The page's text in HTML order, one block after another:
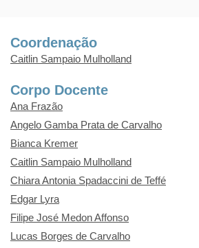
Coordenação
Caitlin Sampaio Mulholland
Corpo Docente
Ana Frazão
Angelo Gamba Prata de Carvalho
Bianca Kremer
Caitlin Sampaio Mulholland
Chiara Antonia Spadaccini de Teffé
Edgar Lyra
Filipe José Medon Affonso
Lucas Borges de Carvalho